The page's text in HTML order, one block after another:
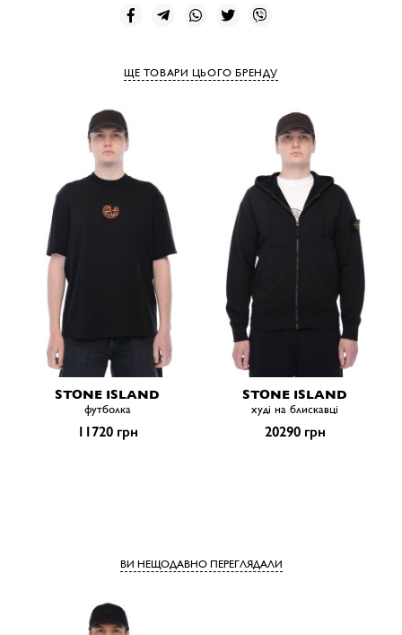
ЩЕ ТОВАРИ ЦЬОГО БРЕНДУ
STONE ISLAND
футболка
11720 грн
STONE ISLAND
худі на блискавці
20290 грн
ВИ НЕЩОДАВНО ПЕРЕГЛЯДАЛИ